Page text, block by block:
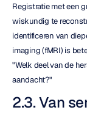
Registratie met een
wiskundig te
identificeren van
imaging (fMRI) is
"Welk deel van de
aandacht?"
2.3. Van